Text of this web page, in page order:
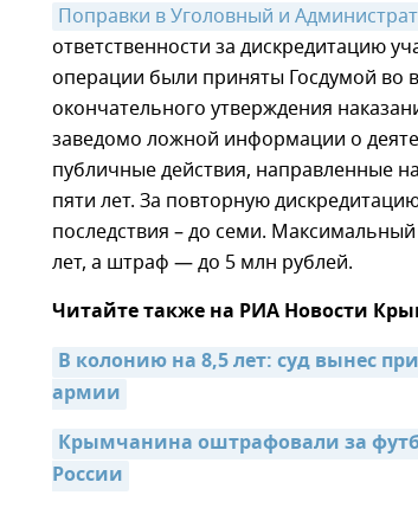
Поправки в Уголовный и
ответственности за дискредитацию
операции были приняты Госдумой во
окончательного утверждения
заведомо ложной информации о
публичные действия, направленные
пяти лет. За повторную
последствия – до семи.
лет, а штраф — до 5 млн рублей.
Читайте также на РИА Новости
В колонию на 8,5 лет: суд вынес
армии
Крымчанина оштрафовали за
России